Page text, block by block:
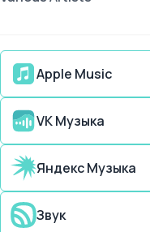
Apple Music
VK Музыка
Яндекс Музыка
Звук